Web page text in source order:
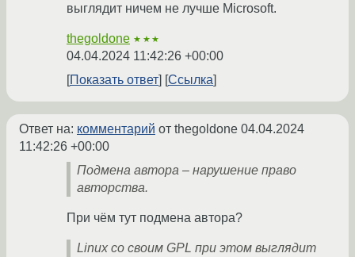
выглядит ничем не лучше Microsoft.
thegoldone ★★★
04.04.2024 11:42:26 +00:00
Показать ответ
Ссылка
Ответ на: комментарий от thegoldone 04.04.2024
11:42:26 +00:00
Подмена автора – нарушение право
авторства.
При чём тут подмена автора?
Linux со своим GPL при этом выглядит